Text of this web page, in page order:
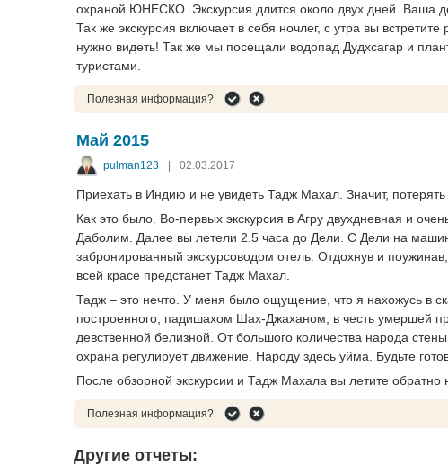
охраной ЮНЕСКО. Экскурсия длится около двух дней. Ваша
Так же экскурсия включает в себя ночлег, с утра вы
нужно видеть! Так же мы посещали водопад Дудхсагар и
туристами.
Полезная информация?
Май 2015
pulman123 | 02.03.2017
Приехать в Индию и не увидеть Тадж Махал. Значит, потерять
Как это было. Во-первых экскурсия в Агру двухдневная и
Даболим. Далее вы летели 2.5 часа до Дели. С Дели на
забронированный экскурсоводом отель. Отдохнув и
всей красе предстанет Тадж Махал.
Тадж – это нечто. У меня было ощущение, что я нахожусь в
построенного, падишахом Шах-Джаханом, в честь умершей
девственной белизной. От большого количества народа
охрана регулирует движение. Народу здесь уйма. Будьте
После обзорной экскурсии и Тадж Махала вы летите обратно
Полезная информация?
Другие отчеты: